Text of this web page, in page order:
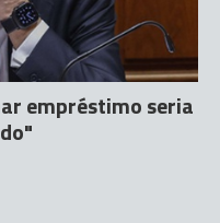
empréstimo seria